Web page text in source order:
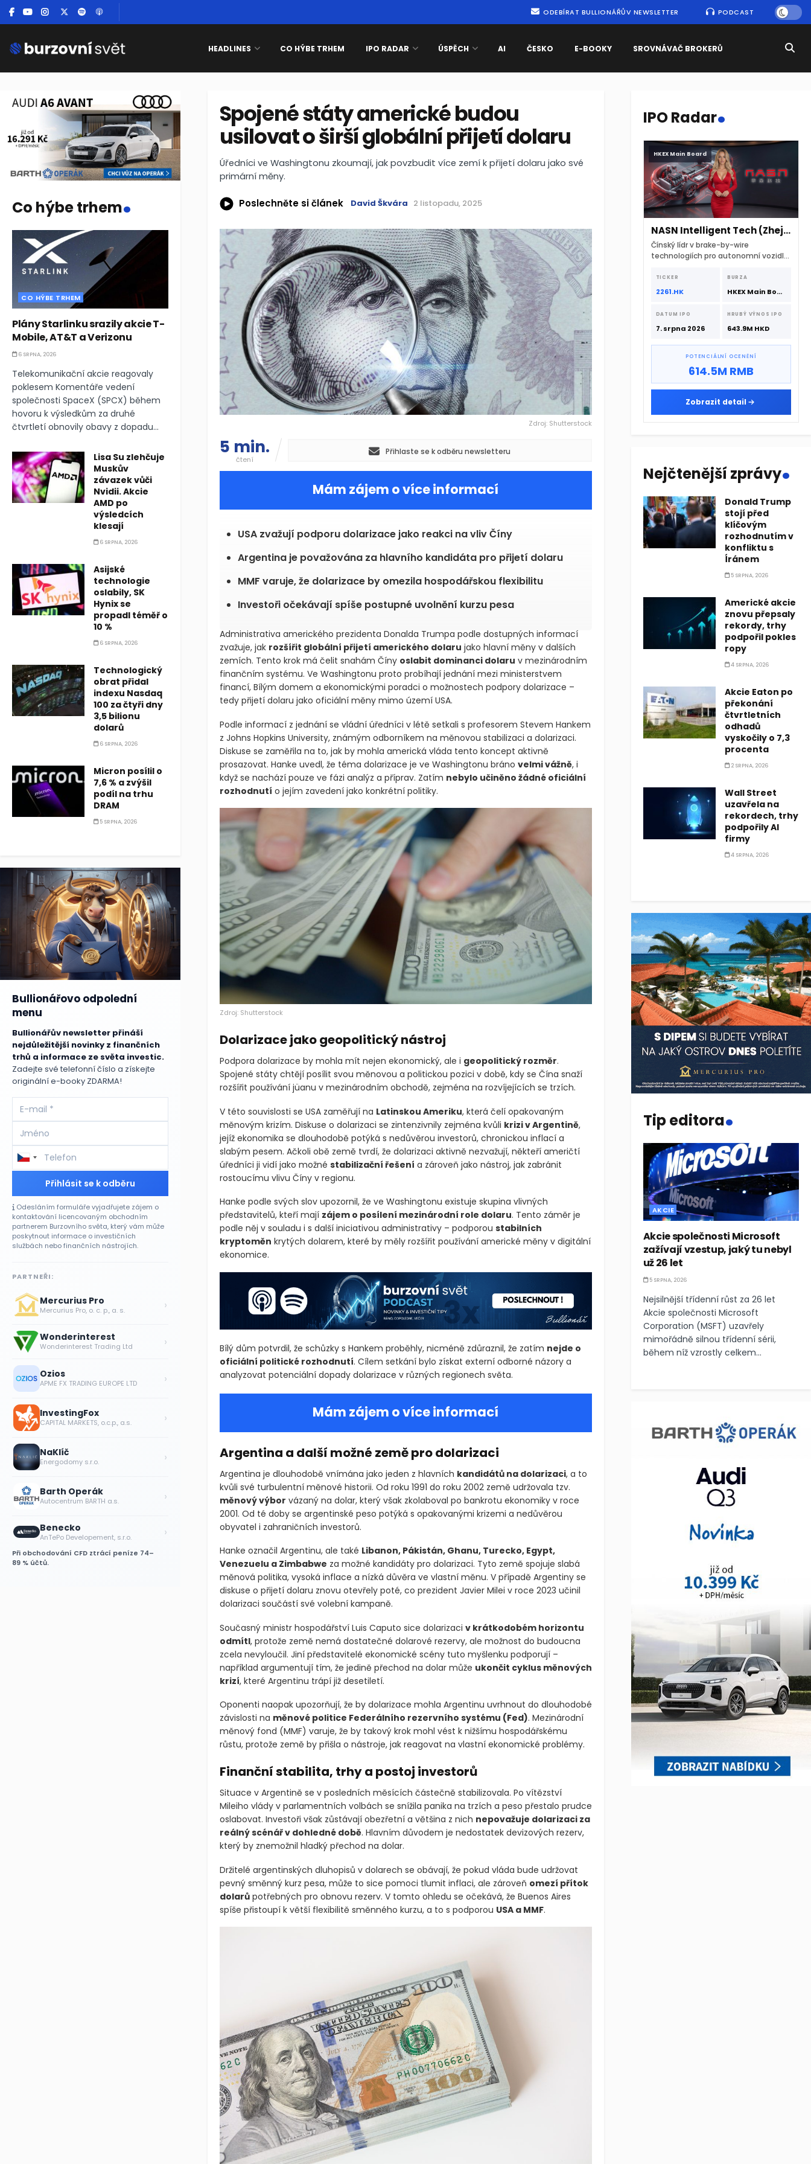
ODEBÍRAT BULLIONÁŘŮV NEWSLETTER PODCAST
HEADLINES CO HÝBE TRHEM IPO RADAR ÚSPĚCH AI ČESKO E-BOOKY SROVNÁVAČ BROKERŮ
Spojené státy americké budou
usilovat o širší globální přijetí dolaru
Úředníci ve Washingtonu zkoumají, jak povzbudit více zemí k přijetí dolaru jako své
primární měny.
Poslechněte si článek David Škvára 2 listopadu, 2025
Zdroj: Shutterstock
5 min.
čtení
Přihlaste se k odběru newsletteru
Mám zájem o více informací
USA zvažují podporu dolarizace jako reakci na vliv Číny
Argentina je považována za hlavního kandidáta pro přijetí dolaru
MMF varuje, že dolarizace by omezila hospodářskou flexibilitu
Investoři očekávají spíše postupné uvolnění kurzu pesa
Administrativa amerického prezidenta Donalda Trumpa podle dostupných informací
zvažuje, jak rozšířit globální přijetí amerického dolaru jako hlavní měny v dalších
zemích. Tento krok má čelit snahám Číny oslabit dominanci dolaru v mezinárodním
finančním systému. Ve Washingtonu proto probíhají jednání mezi ministerstvem
financí, Bílým domem a ekonomickými poradci o možnostech podpory dolarizace –
tedy přijetí dolaru jako oficiální měny mimo území USA.
Podle informací z jednání se vládní úředníci v létě setkali s profesorem Stevem Hankem
z Johns Hopkins University, známým odborníkem na měnovou stabilizaci a dolarizaci.
Diskuse se zaměřila na to, jak by mohla americká vláda tento koncept aktivně
prosazovat. Hanke uvedl, že téma dolarizace je ve Washingtonu bráno velmi vážně, i
když se nachází pouze ve fázi analýz a příprav. Zatím nebylo učiněno žádné oficiální
rozhodnutí o jejím zavedení jako konkrétní politiky.
Zdroj: Shutterstock
Dolarizace jako geopolitický nástroj
Podpora dolarizace by mohla mít nejen ekonomický, ale i geopolitický rozměr.
Spojené státy chtějí posílit svou měnovou a politickou pozici v době, kdy se Čína snaží
rozšířit používání jüanu v mezinárodním obchodě, zejména na rozvíjejících se trzích.
V této souvislosti se USA zaměřují na Latinskou Ameriku, která čelí opakovaným
měnovým krizím. Diskuse o dolarizaci se zintenzivnily zejména kvůli krizi v Argentině,
jejíž ekonomika se dlouhodobě potýká s nedůvěrou investorů, chronickou inflací a
slabým pesem. Ačkoli obě země tvrdí, že dolarizaci aktivně nezvažují, někteří američtí
úředníci ji vidí jako možné stabilizační řešení a zároveň jako nástroj, jak zabránit
rostoucímu vlivu Číny v regionu.
Hanke podle svých slov upozornil, že ve Washingtonu existuje skupina vlivných
představitelů, kteří mají zájem o posílení mezinárodní role dolaru. Tento záměr je
podle něj v souladu i s další iniciativou administrativy – podporou stabilních
kryptoměn krytých dolarem, které by měly rozšířit používání americké měny v digitální
ekonomice.
Bílý dům potvrdil, že schůzky s Hankem proběhly, nicméně zdůraznil, že zatím nejde o
oficiální politické rozhodnutí. Cílem setkání bylo získat externí odborné názory a
analyzovat potenciální dopady dolarizace v různých regionech světa.
Mám zájem o více informací
Argentina a další možné země pro dolarizaci
Argentina je dlouhodobě vnímána jako jeden z hlavních kandidátů na dolarizaci, a to
kvůli své turbulentní měnové historii. Od roku 1991 do roku 2002 země udržovala tzv.
měnový výbor vázaný na dolar, který však zkolaboval po bankrotu ekonomiky v roce
2001. Od té doby se argentinské peso potýká s opakovanými krizemi a nedůvěrou
obyvatel i zahraničních investorů.
Hanke označil Argentinu, ale také Libanon, Pákistán, Ghanu, Turecko, Egypt,
Venezuelu a Zimbabwe za možné kandidáty pro dolarizaci. Tyto země spojuje slabá
měnová politika, vysoká inflace a nízká důvěra ve vlastní měnu. V případě Argentiny se
diskuse o přijetí dolaru znovu otevřely poté, co prezident Javier Milei v roce 2023 učinil
dolarizaci součástí své volební kampaně.
Současný ministr hospodářství Luis Caputo sice dolarizaci v krátkodobém horizontu
odmítl, protože země nemá dostatečné dolarové rezervy, ale možnost do budoucna
zcela nevyloučil. Jiní představitelé ekonomické scény tuto myšlenku podporují –
například argumentují tím, že jedině přechod na dolar může ukončit cyklus měnových
krizí, které Argentinu trápí již desetiletí.
Oponenti naopak upozorňují, že by dolarizace mohla Argentinu uvrhnout do dlouhodobé
závislosti na měnové politice Federálního rezervního systému (Fed). Mezinárodní
měnový fond (MMF) varuje, že by takový krok mohl vést k nižšímu hospodářskému
růstu, protože země by přišla o nástroje, jak reagovat na vlastní ekonomické problémy.
Finanční stabilita, trhy a postoj investorů
Situace v Argentině se v posledních měsících částečně stabilizovala. Po vítězství
Mileiho vlády v parlamentních volbách se snížila panika na trzích a peso přestalo prudce
oslabovat. Investoři však zůstávají obezřetní a většina z nich nepovažuje dolarizaci za
reálný scénář v dohledné době. Hlavním důvodem je nedostatek devizových rezerv,
který by znemožnil hladký přechod na dolar.
Držitelé argentinských dluhopisů v dolarech se obávají, že pokud vláda bude udržovat
pevný směnný kurz pesa, může to sice pomoci tlumit inflaci, ale zároveň omezí přítok
dolarůpotřebných pro obnovu rezerv. V tomto ohledu se očekává, že Buenos Aires
spíše přistoupí k větší flexibilitě směnného kurzu, a to s podporou USA a MMF.
Co hýbe trhem.
CO HÝBE TRHEM
Plány Starlinku srazily akcie T-
Mobile, AT&T a Verizonu
6 SRPNA, 2026
Telekomunikační akcie reagovaly
poklesem Komentáře vedení
společnosti SpaceX (SPCX) během
hovoru k výsledkům za druhé
čtvrtletí obnovily obavy z dopadu...
Lisa Su zlehčuje
Muskův
závazek vůči
Nvidii. Akcie
AMD po
výsledcích
klesají
6 SRPNA, 2026
Asijské
technologie
oslabily, SK
Hynix se
propadl téměř o
10 %
6 SRPNA, 2026
Technologický
obrat přidal
indexu Nasdaq
100 za čtyři dny
3,5 bilionu
dolarů
6 SRPNA, 2026
Micron posílil o
7,6 % a zvýšil
podíl na trhu
DRAM
5 SRPNA, 2026
Bullionářovo odpolední
menu
Bullionářův newsletter přináší
nejdůležitější novinky z finančních
trhů a informace ze světa investic.
Zadejte své telefonní číslo a získejte
originální e-booky ZDARMA!
Přihlásit se k odběru
Odesláním formuláře vyjadřujete zájem o
kontaktování licencovaným obchodním
partnerem Burzovního světa, který vám může
poskytnout informace o investičních
službách nebo finančních nástrojích.
PARTNEŘI:
Mercurius Pro
Mercurius Pro, o. c. p., a. s. ›
Wonderinterest
Wonderinterest Trading Ltd ›
Ozios
APME FX TRADING EUROPE LTD ›
InvestingFox
CAPITAL MARKETS, o.c.p., a.s. ›
NaKlíč
Energodomy s.r.o. ›
Barth Operák
Autocentrum BARTH a.s. ›
Benecko
AnTePo Developement, s.r.o. ›
Při obchodování CFD ztrácí peníze 74–
89 % účtů.
IPO Radar.
HKEX Main Board
NASN Intelligent Tech (Zhejiang)
Čínský lídr v brake-by-wire
technologiích pro autonomní vozidla
srpna 2026 s podporou CATL a
Hillhouse Investment.
TICKER
2261.HK
BURZA
HKEX Main Board
DATUM IPO
7. srpna 2026
HRUBÝ VÝNOS IPO
643.9M HKD
POTENCIÁLNÍ OCENĚNÍ
614.5M RMB
Zobrazit detail
Nejčtenější zprávy.
Donald Trump
stojí před
klíčovým
rozhodnutím v
konfliktu s
Íránem
5 SRPNA, 2026
Americké akcie
znovu přepsaly
rekordy, trhy
podpořil pokles
ropy
4 SRPNA, 2026
Akcie Eaton po
překonání
čtvrtletních
odhadů
vyskočily o 7,3
procenta
2 SRPNA, 2026
Wall Street
uzavřela na
rekordech, trhy
podpořily AI
firmy
4 SRPNA, 2026
Tip editora.
AKCIE
Akcie společnosti Microsoft
zažívají vzestup, jaký tu nebyl
už 26 let
5 SRPNA, 2026
Nejsilnější třídenní růst za 26 let
Akcie společnosti Microsoft
Corporation (MSFT) uzavřely
mimořádně silnou třídenní sérii,
během níž vzrostly celkem...